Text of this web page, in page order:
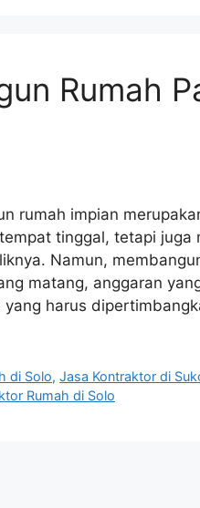
Rumah
rumah impian
tinggal, tetapi juga
Namun,
matang, anggaran
harus
di Solo,Jasa Kontraktor di
Rumah di Solo